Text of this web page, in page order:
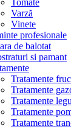
Varză
Vinete
profesionale
de balotat
si pamant
Tratamente
Tratamente
Tratamente
Tratamente
Tratamente